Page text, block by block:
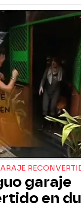
garaje
en